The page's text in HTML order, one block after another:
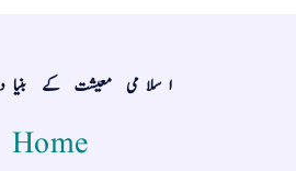
اک نسخہ
اسلامی معیشت کے
Home